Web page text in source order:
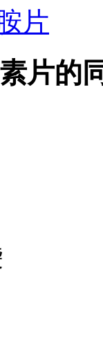
片
片的